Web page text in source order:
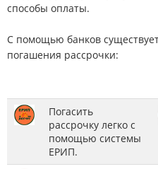
способы оплаты.
С помощью банков
погашения рассрочки:
Погасить
рассрочку легко с
помощью системы
ЕРИП.